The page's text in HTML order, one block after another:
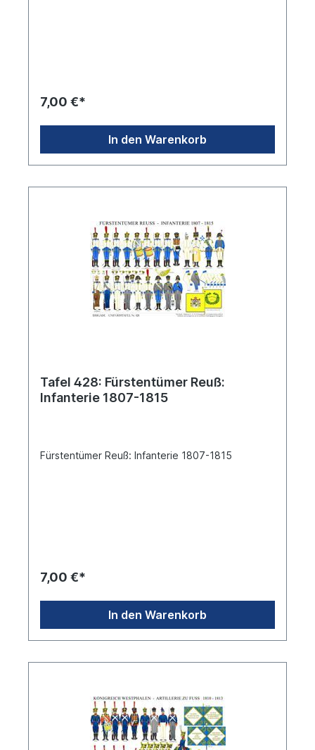
7,00 €*
In den Warenkorb
Tafel 428: Fürstentümer Reuß:
Infanterie 1807-1815
Fürstentümer Reuß: Infanterie 1807-1815
7,00 €*
In den Warenkorb